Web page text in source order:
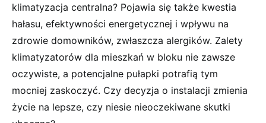
klimatyzacja centralna? Pojawia się także kwestia
hałasu, efektywności energetycznej i wpływu na
zdrowie domowników, zwłaszcza alergików. Zalety
klimatyzatorów dla mieszkań w bloku nie zawsze
oczywiste, a potencjalne pułapki potrafią tym
mocniej zaskoczyć. Czy decyzja o instalacji zmienia
życie na lepsze, czy niesie nieoczekiwane skutki